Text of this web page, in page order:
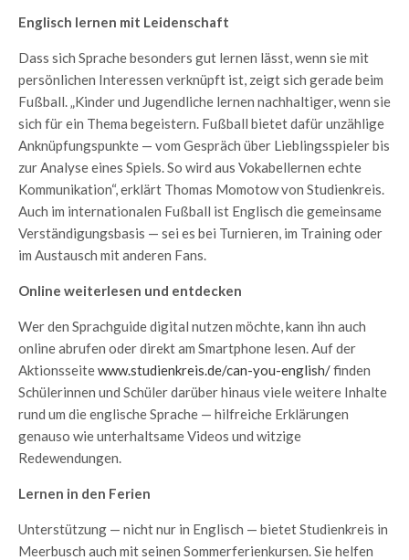
Englisch lernen mit Leidenschaft
Dass sich Sprache besonders gut lernen lässt, wenn sie mit
persönlichen Interessen verknüpft ist, zeigt sich gerade beim
Fußball. „Kinder und Jugendliche lernen nachhaltiger, wenn sie
sich für ein Thema begeistern. Fußball bietet dafür unzählige
Anknüpfungspunkte — vom Gespräch über Lieblingsspieler bis
zur Analyse eines Spiels. So wird aus Vokabellernen echte
Kommunikation“, erklärt Thomas Momotow von Studienkreis.
Auch im internationalen Fußball ist Englisch die gemeinsame
Verständigungsbasis — sei es bei Turnieren, im Training oder
im Austausch mit anderen Fans.
Online weiterlesen und entdecken
Wer den Sprachguide digital nutzen möchte, kann ihn auch
online abrufen oder direkt am Smartphone lesen. Auf der
Aktionsseitewww.studienkreis.de/can-you-english/finden
Schülerinnen und Schüler darüber hinaus viele weitere Inhalte
rund um die englische Sprache — hilfreiche Erklärungen
genauso wie unterhaltsame Videos und witzige
Redewendungen.
Lernen in den Ferien
Unterstützung — nicht nur in Englisch — bietet Studienkreis in
Meerbusch auch mit seinen Sommerferienkursen. Sie helfen